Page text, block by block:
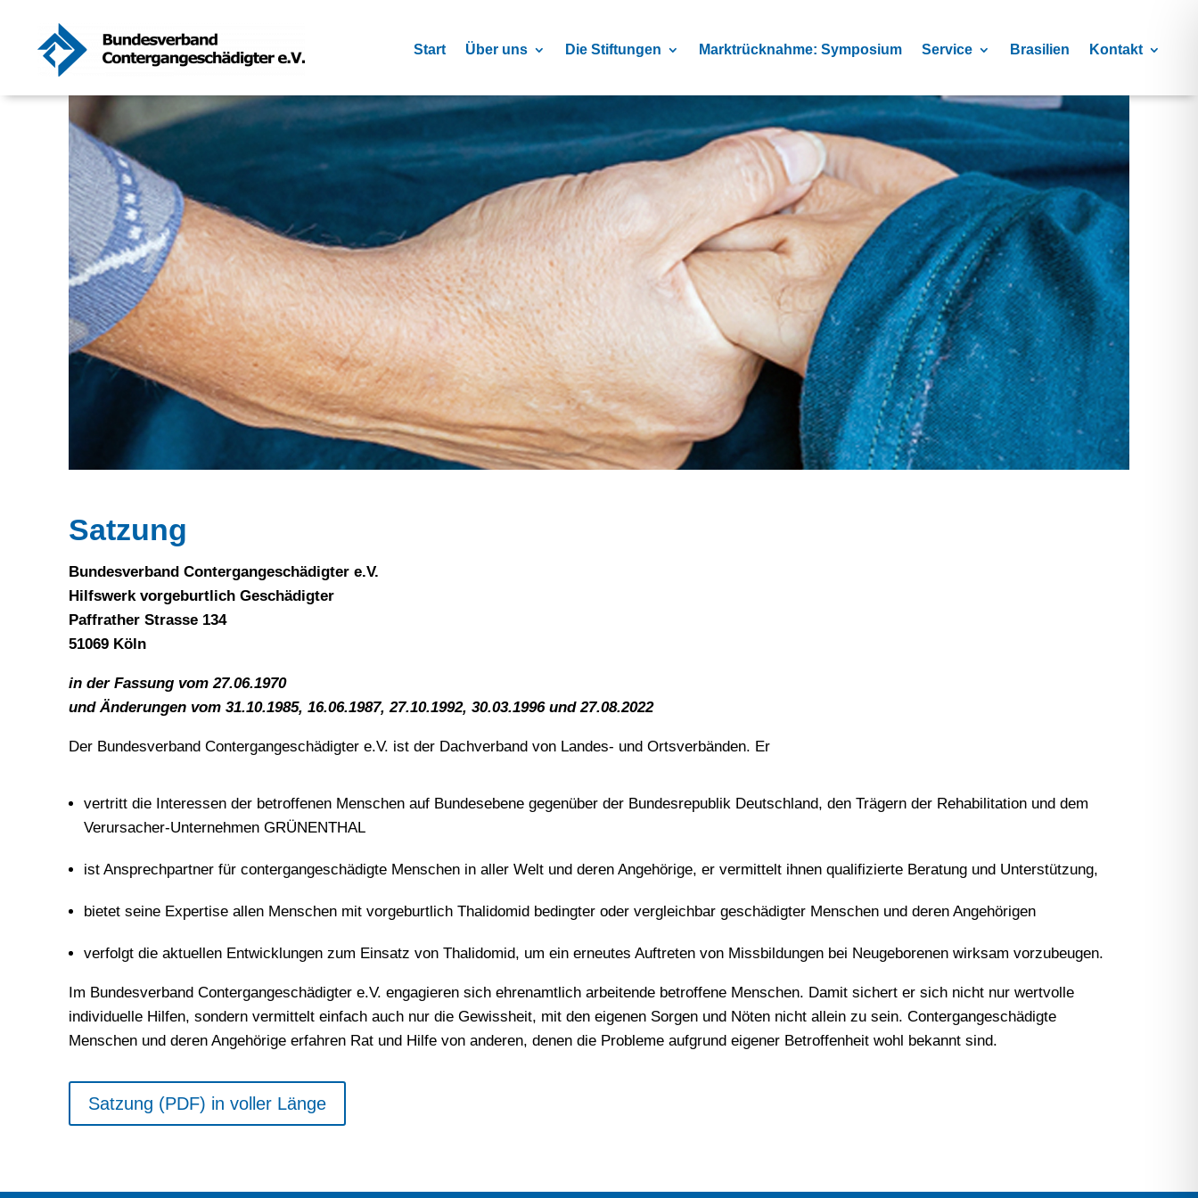
Start Über uns Die Stiftungen Marktrücknahme: Symposium Service Brasilien Kontakt
Satzung
Bundesverband Contergangeschädigter e.V.
Hilfswerk vorgeburtlich Geschädigter
Paffrather Strasse 134
51069 Köln
in der Fassung vom 27.06.1970
und Änderungen vom 31.10.1985,16.06.1987, 27.10.1992, 30.03.1996 und 27.08.2022
Der Bundesverband Contergangeschädigter e.V. ist der Dachverband von Landes- und Ortsverbänden. Er
vertritt die Interessen der betroffenen Menschen auf Bundesebene gegenüber der Bundesrepublik Deutschland, den Trägern der Rehabilitation und dem
Verursacher-Unternehmen GRÜNENTHAL
ist Ansprechpartner für contergangeschädigte Menschen in aller Welt und deren Angehörige, er vermittelt ihnen qualifizierte Beratung und Unterstützung,
bietet seine Expertise allen Menschen mit vorgeburtlich Thalidomid bedingter oder vergleichbar geschädigter Menschen und deren Angehörigen
verfolgt die aktuellen Entwicklungen zum Einsatz von Thalidomid, um ein erneutes Auftreten von Missbildungen bei Neugeborenen wirksam vorzubeugen.
Im Bundesverband Contergangeschädigter e.V. engagieren sich ehrenamtlich arbeitende betroffene Menschen. Damit sichert er sich nicht nur wertvolle
individuelle Hilfen, sondern vermittelt einfach auch nur die Gewissheit, mit den eigenen Sorgen und Nöten nicht allein zu sein. Contergangeschädigte
Menschen und deren Angehörige erfahren Rat und Hilfe von anderen, denen die Probleme aufgrund eigener Betroffenheit wohl bekannt sind.
Satzung (PDF) in voller Länge